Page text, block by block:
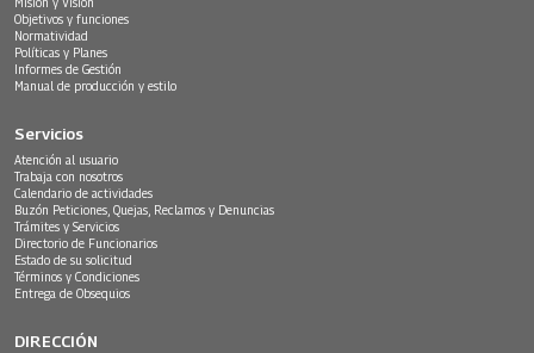
Objetivos y funciones
Normatividad
Políticas y Planes
Informes de Gestión
Manual de producción y estilo
Servicios
Atención al usuario
Trabaja con nosotros
Calendario de actividades
Buzón Peticiones, Quejas, Reclamos y Denuncias
Trámites y Servicios
Directorio de Funcionarios
Estado de su solicitud
Términos y Condiciones
Entrega de Obsequios
DIRECCIÓN